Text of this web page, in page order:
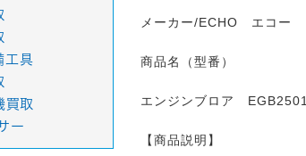
メーカー/ECHO エコー
商品名（型番）
エンジンブロア EGB2501
【商品説明】
工具
買取
ー